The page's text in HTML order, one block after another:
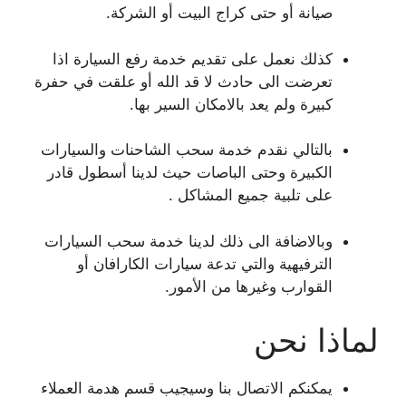
صيانة أو حتى كراج البيت أو الشركة.
كذلك نعمل على تقديم خدمة رفع السيارة اذا
تعرضت الى حادث لا قد الله أو علقت في حفرة
كبيرة ولم يعد بالامكان السير بها.
بالتالي نقدم خدمة سحب الشاحنات والسيارات
الكبيرة وحتى الباصات حيث لدينا أسطول قادر
على تلبية جميع المشاكل .
وبالاضافة الى ذلك لدينا خدمة سحب السيارات
الترفيهية والتي تدعة سيارات الكارافان أو
القوارب وغيرها من الأمور.
لماذا نحن
يمكنكم الاتصال بنا وسيجيب قسم هدمة العملاء